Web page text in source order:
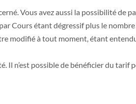
Vous avez aussi la possibilité de
Cours étant dégressif plus le
modifié à tout moment, étant
Il n’est possible de bénéficier du tarif